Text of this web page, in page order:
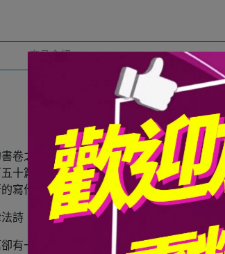
商品介紹
卷之一，它可以說是舊約信徒的信仰告白
五十篇，分成五大卷，每一卷都特別屬於
寫作之外，也有約五十篇並沒有註記作者
詩、智慧詩、信靠詩、節期詩、上行詩、
有一個很美的名字，就是［讚美］。當人